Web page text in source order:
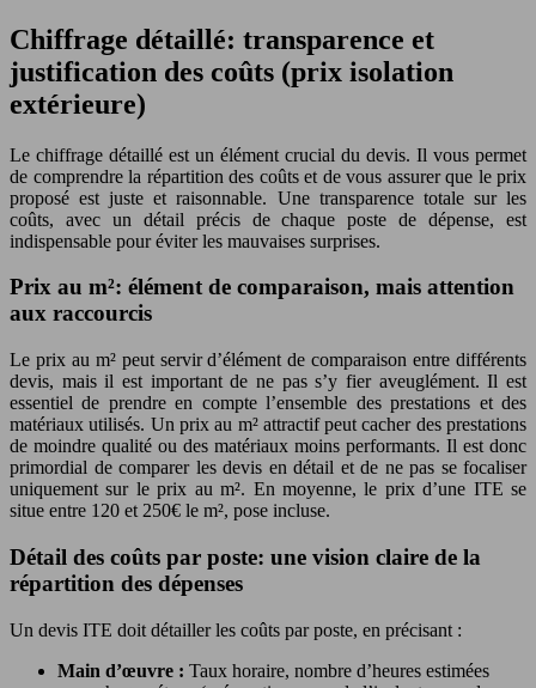
Chiffrage détaillé: transparence et
justification des coûts (prix isolation
extérieure)
Le chiffrage détaillé est un élément crucial du devis. Il vous permet
de comprendre la répartition des coûts et de vous assurer que le prix
proposé est juste et raisonnable. Une transparence totale sur les
coûts, avec un détail précis de chaque poste de dépense, est
indispensable pour éviter les mauvaises surprises.
Prix au m²: élément de comparaison, mais attention
aux raccourcis
Le prix au m² peut servir d’élément de comparaison entre différents
devis, mais il est important de ne pas s’y fier aveuglément. Il est
essentiel de prendre en compte l’ensemble des prestations et des
matériaux utilisés. Un prix au m² attractif peut cacher des prestations
de moindre qualité ou des matériaux moins performants. Il est donc
primordial de comparer les devis en détail et de ne pas se focaliser
uniquement sur le prix au m². En moyenne, le prix d’une ITE se
situe entre 120 et 250€ le m², pose incluse.
Détail des coûts par poste: une vision claire de la
répartition des dépenses
Un devis ITE doit détailler les coûts par poste, en précisant :
Main d’œuvre : Taux horaire, nombre d’heures estimées